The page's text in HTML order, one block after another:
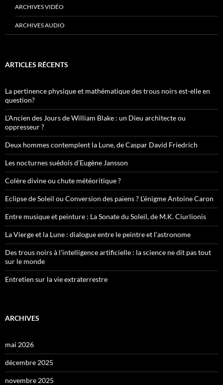
ARCHIVES VIDÉO
ARCHIVES AUDIO
ARTICLES RÉCENTS
La pertinence physique et mathématique des trous noirs est-elle en
question?
L’Ancien des Jours de William Blake : un Dieu architecte ou
oppresseur ?
Deux hommes contemplent la Lune, de Caspar David Friedrich
Les nocturnes suédois d’Eugène Jansson
Colère divine ou chute météoritique ?
Eclipse de Soleil ou Conversion des païens ? L’énigme Antoine Caron
Entre musique et peinture : La Sonate du Soleil, de M.K. Ciurlionis
La Vierge et la Lune : dialogue entre le peintre et l’astronome
Des trous noirs à l’intelligence artificielle : la science ne dit pas tout
sur le monde
Entretien sur la vie extraterrestre
ARCHIVES
mai 2026
décembre 2025
novembre 2025